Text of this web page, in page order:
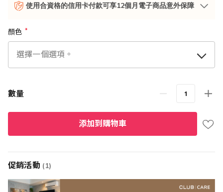
使用合資格的信用卡付款可享12個月電子商品意外保障
顏色
數量
添加到購物車
促銷活動 (1)